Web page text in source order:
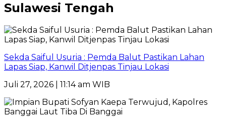
Sulawesi Tengah
Sekda Saiful Usuria : Pemda Balut Pastikan Lahan
Lapas Siap, Kanwil Ditjenpas Tinjau Lokasi
Juli 27, 2026 | 11:14 am WIB